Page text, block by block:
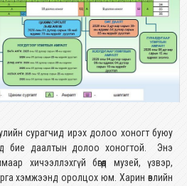
сурагчид ирэх долоо хоногт буюу
бие даалтын долоо хоногтой. Энэ
хичээллэхгүй бөгөөд музей, үзвэр,
арга хэмжээнд оролцох юм. Харин өвлийн